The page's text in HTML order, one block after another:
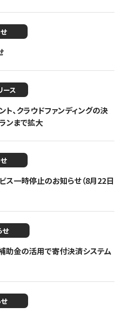
ース
、クラウドファンディングの決
ンまで拡大
ス一時停止のお知らせ（8月22日
せ
助金の活用で寄付決済システム